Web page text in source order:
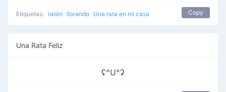
Etiquetas: ratón llorando Una rata en mi casa Copy
Una Rata Feliz
ʢ^U^ʡ